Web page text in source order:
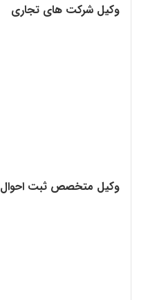
وکیل شرکت های تجاری
وکیل متخصص ثبت احوال